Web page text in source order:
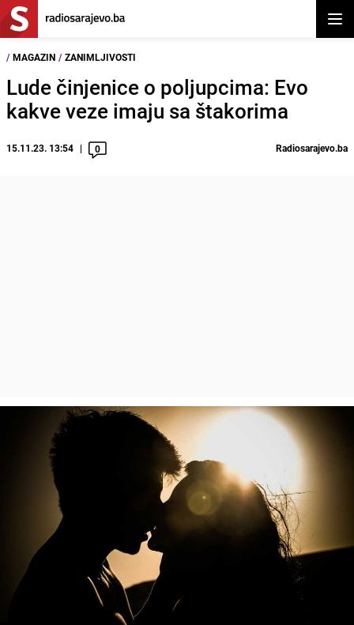
/ MAGAZIN / ZANIMLJIVOSTI
Lude činjenice o poljupcima: Evo
kakve veze imaju sa štakorima
15.11.23. 13:54 0 Radiosarajevo.ba